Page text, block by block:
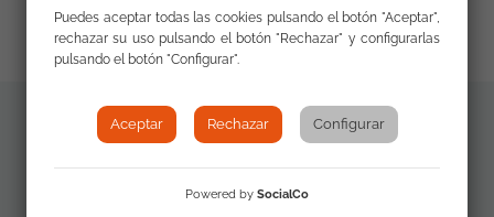
Infantil y Lucha contra la Pobreza.
Materiales
adicionales
Guía 1. Captar el
contexto
Puedes aceptar todas las cookies pulsando el botón "Aceptar",
rechazar su uso pulsando el botón "Rechazar" y configurarlas
pulsando el botón "Configurar".
Aceptar Rechazar Configurar
Powered by SocialCo